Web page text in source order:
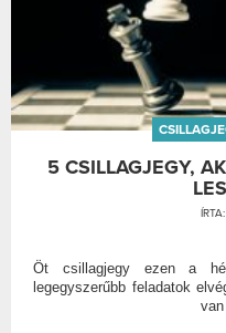
5 CSILLAGJEGY,
ÍRTA:
Öt csillagjegy ezen a
legegyszerűbb feladatok